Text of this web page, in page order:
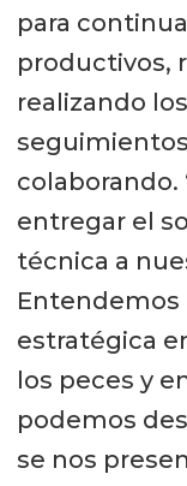
para
productivos,
realizando
colaborando.
entregar el
técnica a
Entendemos
estratégica
los peces y
podemos
se nos